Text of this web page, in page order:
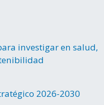
investigar en salud,
2026-2030